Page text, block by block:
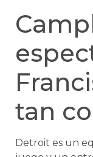
tan
Detroit es un